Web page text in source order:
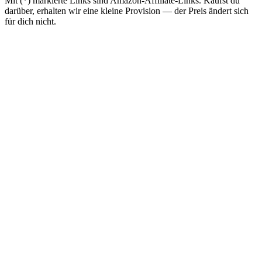
darüber, erhalten wir eine kleine Provision — der Preis ändert sich
für dich nicht.